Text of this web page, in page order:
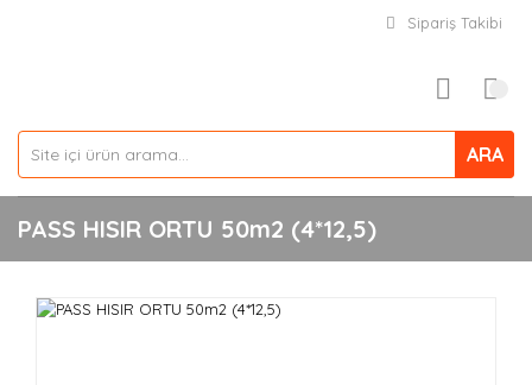
Sipariş Takibi
ARA
PASS HISIR ORTU 50m2 (4*12,5)